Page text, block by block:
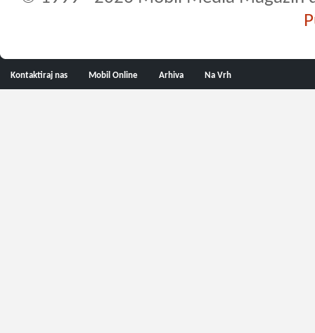
Kontaktiraj nas Mobil Online Arhiva Na Vrh